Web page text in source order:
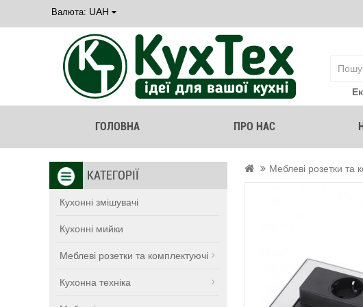
Валюта: UAH
ГОЛОВНА ПРО НАС
КАТЕГОРІЇ
Кухонні змішувачі
Кухонні мийки
Меблеві розетки та комплектуючі
Кухонна техніка
Меблеві розетки та